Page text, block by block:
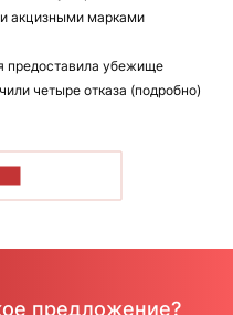
акцизными марками
предоставила убежище
четыре отказа (подробно)
предложение?